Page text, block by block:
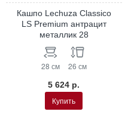
Кашпо Lechuza Classico
LS Premium антрацит
металлик 28
28 см 26 см
5 624 р.
Купить